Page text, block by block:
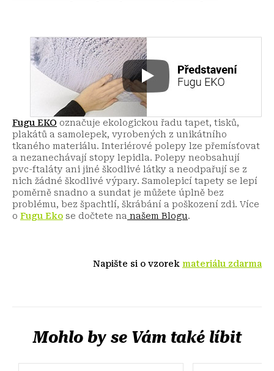
Fugu EKO označuje ekologickou řadu tapet, tisků,
plakátů a samolepek, vyrobených z unikátního
tkaného materiálu. Interiérové polepy lze přemísťovat
a nezanechávají stopy lepidla. Polepy neobsahují
pvc-ftaláty ani jiné škodlivé látky a neodpařují se z
nich žádné škodlivé výpary. Samolepicí tapety se lepí
poměrně snadno a sundat je můžete úplně bez
problému, bez špachtlí, škrábání a poškození zdi. Více
o Fugu Eko se dočtete na našem Blogu.
Napište si o vzorek materiálu zdarma